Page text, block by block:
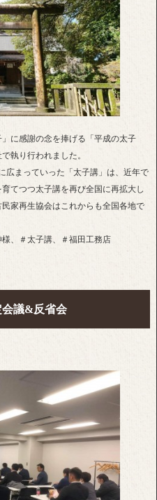
に感謝の念を捧げる「平成の太子
執り行われました。
広まっていった「太子講」は、近年で
てつつ太子講を再び全国に再拡大し
家再生協会はこれからも全国各地で
、＃太子講、＃福田工務店
議&反省会